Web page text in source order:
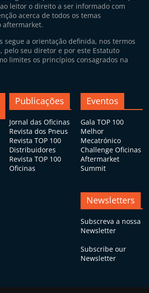
leitor o direito a ser informado com
acerca de todos os temas
aftermarket.
segue a orientação definida, nos termos
pelo seu diretor e por este Estatuto
limites os princípios consagrados na
Publicações
Jornal das Oficinas
Revista dos Pneus
Revista TOP 100
Distribuidores
Revista TOP 100
Oficinas
Eventos
Gala TOP 100
Melhor
Mecatrónico
Challenge Oficinas
Aftermarket
Summit
Newsletters
Subscreva a nossa
Newsletter
Subscribe our
Newsletter